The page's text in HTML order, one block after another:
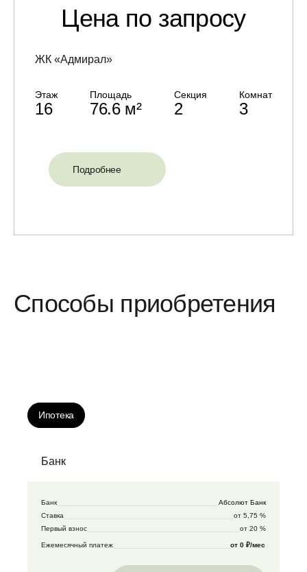
Цена по запросу
ЖК «Адмирал»
Этаж
16
Площадь
76.6 м²
Секция
2
Комнат
3
Подробнее
Способы приобретения
Ипотека
Банк
Банк
Абсолют Банк
Ставка
от 5,75 %
Первый взнос
от 20 %
Ежемесячный платеж от 0 ₽/мес